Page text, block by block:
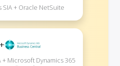
SIA + Oracle NetSuite
+
+ Microsoft Dynamics 365